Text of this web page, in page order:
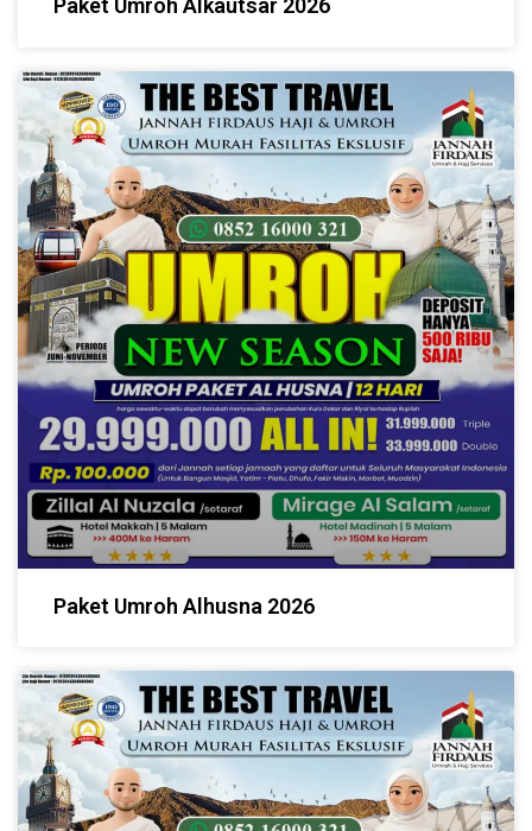
Paket Umroh Alkautsar 2026
Paket Umroh Alhusna 2026